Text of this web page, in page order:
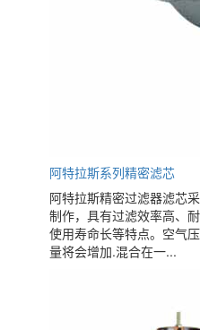
阿特拉斯系列精密滤芯
阿特拉斯精密过滤器滤芯
制作，具有过滤效率高、
使用寿命长等特点。空气
量将会增加.混合在一...